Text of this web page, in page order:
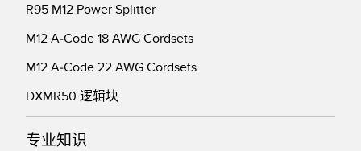
R95 M12 Power Splitter
M12 A-Code 18 AWG Cordsets
M12 A-Code 22 AWG Cordsets
DXMR50 逻辑块
专业知识